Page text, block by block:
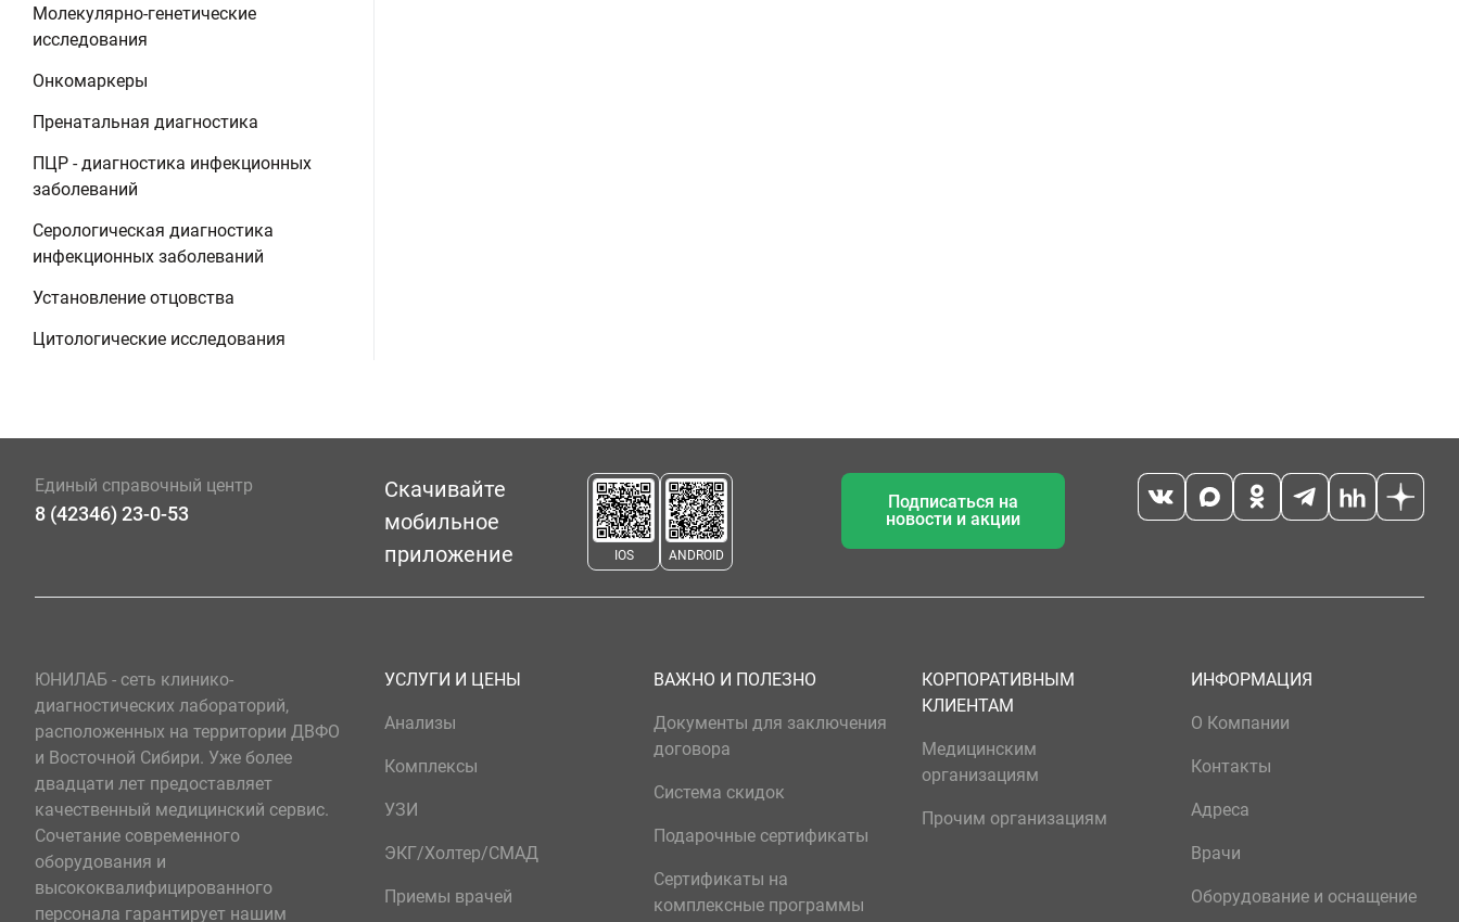
Молекулярно-генетические
исследования
Онкомаркеры
Пренатальная диагностика
ПЦР - диагностика инфекционных
заболеваний
Серологическая диагностика
инфекционных заболеваний
Установление отцовства
Цитологические исследования
Единый справочный центр
8 (42346) 23-0-53
Скачивайте
мобильное
приложение
IOS ANDROID
Подписаться на
новости и акции
ЮНИЛАБ - сеть клинико-
диагностических лабораторий,
расположенных на территории ДВФО
и Восточной Сибири. Уже более
двадцати лет предоставляет
качественный медицинский сервис.
Сочетание современного
оборудования и
высококвалифицированного
персонала гарантирует нашим
УСЛУГИ И ЦЕНЫ
Анализы
Комплексы
УЗИ
ЭКГ/Холтер/СМАД
Приемы врачей
ВАЖНО И ПОЛЕЗНО
Документы для заключения
договора
Система скидок
Подарочные сертификаты
Сертификаты на
комплексные программы
КОРПОРАТИВНЫМ
КЛИЕНТАМ
Медицинским
организациям
Прочим организациям
ИНФОРМАЦИЯ
О Компании
Контакты
Адреса
Врачи
Оборудование и оснащение